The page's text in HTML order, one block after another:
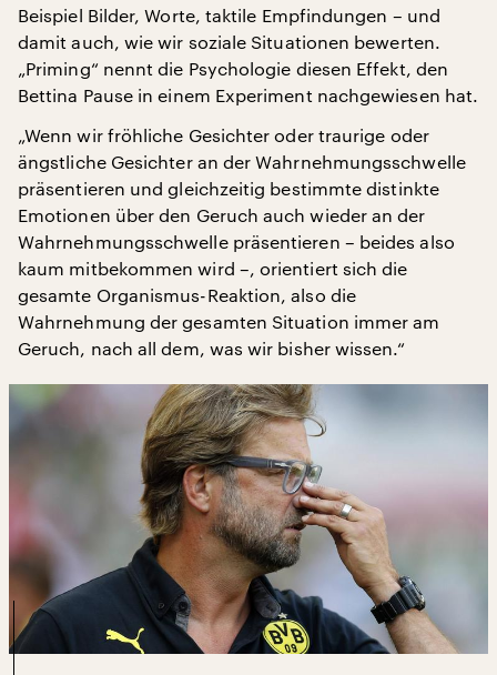
Beispiel Bilder, Worte, taktile Empfindungen – und
damit auch, wie wir soziale Situationen bewerten.
„Priming“ nennt die Psychologie diesen Effekt, den
Bettina Pause in einem Experiment nachgewiesen hat.
„Wenn wir fröhliche Gesichter oder traurige oder
ängstliche Gesichter an der Wahrnehmungsschwelle
präsentieren und gleichzeitig bestimmte distinkte
Emotionen über den Geruch auch wieder an der
Wahrnehmungsschwelle präsentieren – beides also
kaum mitbekommen wird –, orientiert sich die
gesamte Organismus-Reaktion, also die
Wahrnehmung der gesamten Situation immer am
Geruch, nach all dem, was wir bisher wissen.“